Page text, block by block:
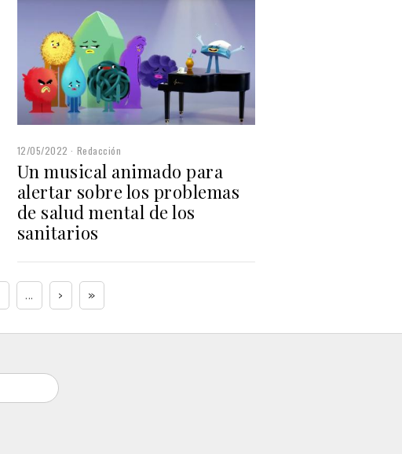
12/05/2022 Redacción
Un musical animado para
alertar sobre los problemas
de salud mental de los
sanitarios
... › »